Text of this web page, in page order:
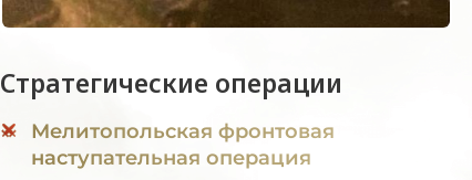
Стратегические операции
Мелитопольская фронтовая
наступательная операция